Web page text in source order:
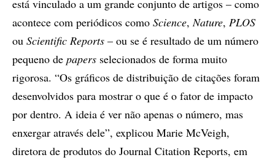
está vinculado a um grande conjunto de artigos – como
acontece com periódicos como Science, Nature, PLOS
ou Scientific Reports – ou se é resultado de um número
pequeno de papers selecionados de forma muito
rigorosa. “Os gráficos de distribuição de citações foram
desenvolvidos para mostrar o que é o fator de impacto
por dentro. A ideia é ver não apenas o número, mas
enxergar através dele”, explicou Marie McVeigh,
diretora de produtos do Journal Citation Reports, em